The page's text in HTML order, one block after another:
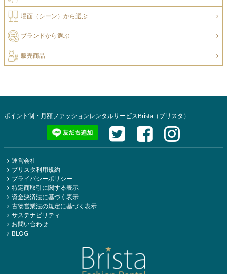
場面（シーン）から選ぶ
ブランドから選ぶ
販売商品
ポイント制・月額ファッションレンタルサービスBrista（ブリスタ）
運営会社
ブリスタ利用規約
プライバシーポリシー
特定商取引に関する表示
資金決済法に基づく表示
古物営業法の規定に基づく表示
サステナビリティ
お問い合わせ
BLOG